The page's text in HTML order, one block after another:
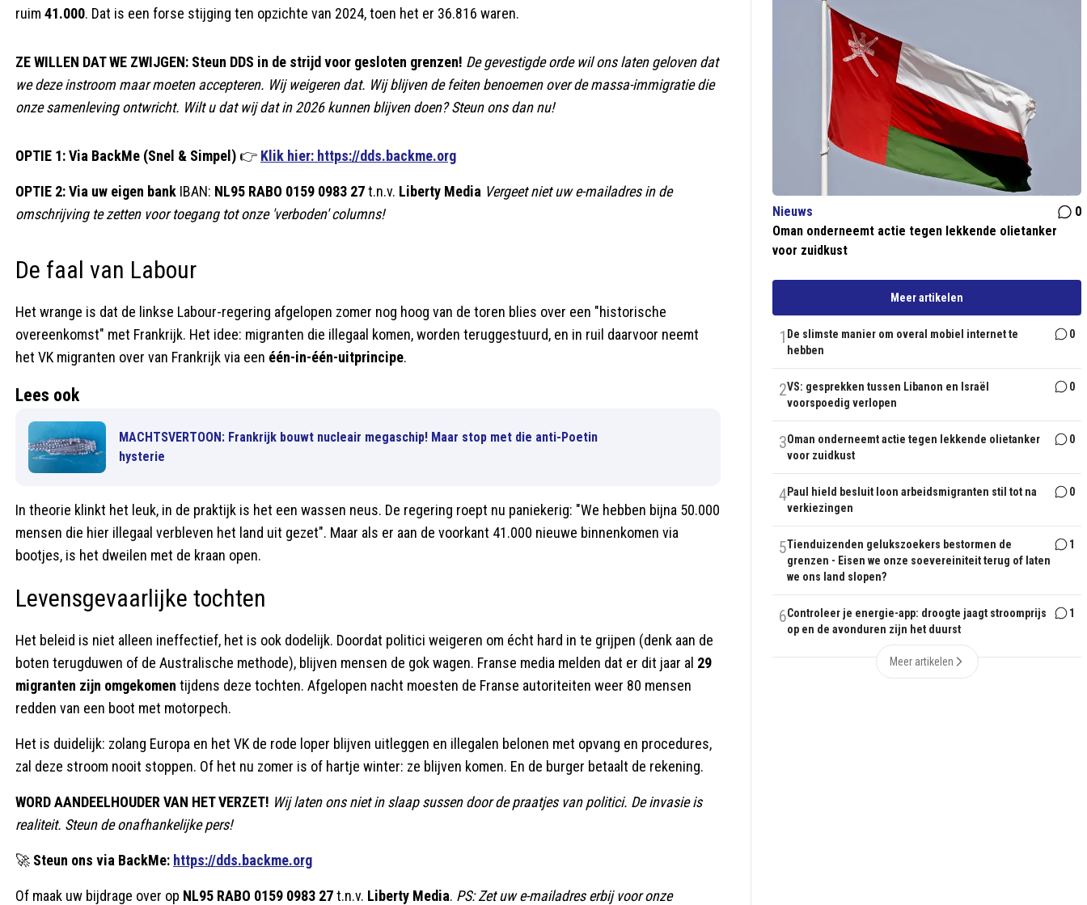
ruim 41.000. Dat is een forse stijging ten opzichte van 2024, toen het er 36.816 waren.
ZE WILLEN DAT WE ZWIJGEN: Steun DDS in de strijd voor gesloten grenzen! De gevestigde orde wil ons laten geloven dat
we deze instroom maar moeten accepteren. Wij weigeren dat. Wij blijven de feiten benoemen over de massa-immigratie die
onze samenleving ontwricht. Wilt u dat wij dat in 2026 kunnen blijven doen? Steun ons dan nu!
OPTIE 1: Via BackMe (Snel & Simpel) 👉 Klik hier: https://dds.backme.org
OPTIE 2: Via uw eigen bank IBAN: NL95 RABO 0159 0983 27t.n.v. Liberty Media Vergeet niet uw e-mailadres in de
omschrijving te zetten voor toegang tot onze 'verboden' columns!
De faal van Labour
Het wrange is dat de linkse Labour-regering afgelopen zomer nog hoog van de toren blies over een "historische
overeenkomst" met Frankrijk. Het idee: migranten die illegaal komen, worden teruggestuurd, en in ruil daarvoor neemt
het VK migranten over van Frankrijk via een één-in-één-uitprincipe.
Lees ook
MACHTSVERTOON: Frankrijk bouwt nucleair megaschip! Maar stop met die anti-Poetin
hysterie
In theorie klinkt het leuk, in de praktijk is het een wassen neus. De regering roept nu paniekerig: "We hebben bijna 50.000
mensen die hier illegaal verbleven het land uit gezet". Maar als er aan de voorkant 41.000 nieuwe binnenkomen via
bootjes, is het dweilen met de kraan open.
Levensgevaarlijke tochten
Het beleid is niet alleen ineffectief, het is ook dodelijk. Doordat politici weigeren om écht hard in te grijpen (denk aan de
boten terugduwen of de Australische methode), blijven mensen de gok wagen. Franse media melden dat er dit jaar al 29
migranten zijn omgekomen tijdens deze tochten. Afgelopen nacht moesten de Franse autoriteiten weer 80 mensen
redden van een boot met motorpech.
Het is duidelijk: zolang Europa en het VK de rode loper blijven uitleggen en illegalen belonen met opvang en procedures,
zal deze stroom nooit stoppen. Of het nu zomer is of hartje winter: ze blijven komen. En de burger betaalt de rekening.
WORD AANDEELHOUDER VAN HET VERZET! Wij laten ons niet in slaap sussen door de praatjes van politici. De invasie is
realiteit. Steun de onafhankelijke pers!
🚀 Steun ons via BackMe: https://dds.backme.org
Of maak uw bijdrage over op NL95 RABO 0159 0983 27t.n.v. Liberty Media. PS: Zet uw e-mailadres erbij voor onze
Nieuws
0
Oman onderneemt actie tegen lekkende olietanker
voor zuidkust
Meer artikelen
1 De slimste manier om overal mobiel internet te
hebben
0
2VS: gesprekken tussen Libanon en Israël
voorspoedig verlopen
0
3Oman onderneemt actie tegen lekkende olietanker
voor zuidkust
0
4Paul hield besluit loon arbeidsmigranten stil tot na
verkiezingen
0
5Tienduizenden gelukszoekers bestormen de
grenzen - Eisen we onze soevereiniteit terug of laten
we ons land slopen?
1
6Controleer je energie-app: droogte jaagt stroomprijs
op en de avonduren zijn het duurst
1
Meer artikelen